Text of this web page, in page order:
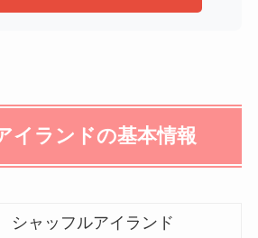
イランドの基本情報
シャッフルアイランド